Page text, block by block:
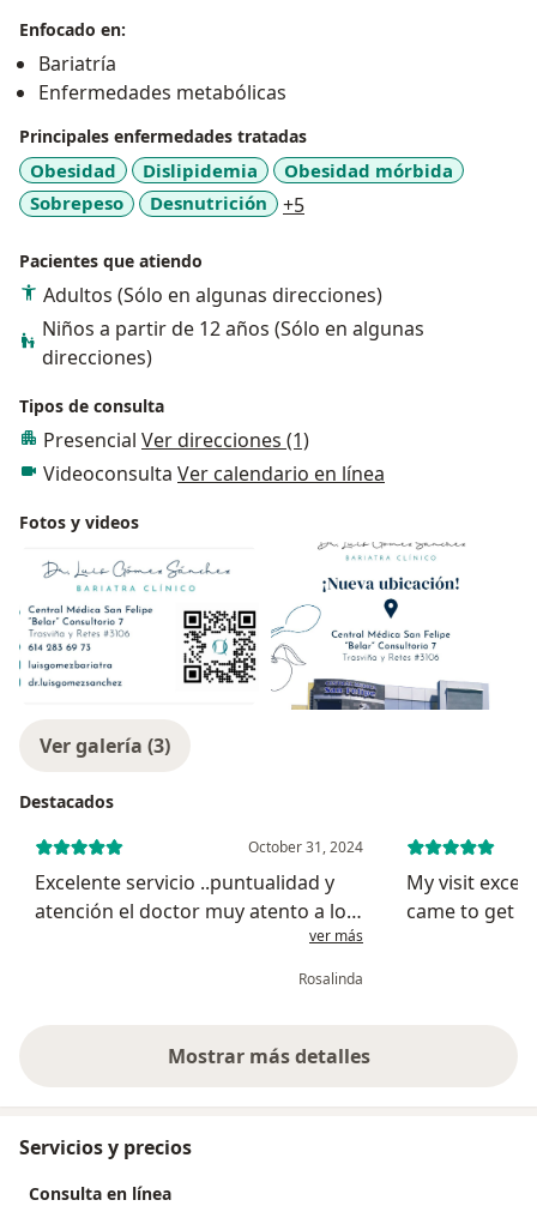
Enfocado en:
Bariatría
Enfermedades metabólicas
Principales enfermedades tratadas
Obesidad Dislipidemia
Obesidad mórbida
Sobrepeso
Desnutrición +5a11y_sr_more_diseases
Pacientes que atiendo
Adultos (Sólo en algunas direcciones)
Niños a partir de 12 años (Sólo en algunas
direcciones)
Tipos de consulta
Presencial Ver direcciones (1)
Videoconsulta Ver calendario en línea
Fotos y videos
Ver galería (3)
Destacados
October 31, 2024
Excelente servicio ..puntualidad y
atención el doctor muy atento a lo
que uno dice …siempre deja lavo pu
para voltear y poner atención a lo
ver más
Rosalinda
My visit
came to get
Mostrar más detalles
sobre la experiencia
Servicios y precios
Consulta en línea